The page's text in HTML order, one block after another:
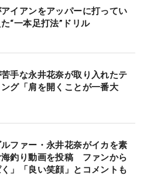
イアンをアッパーに打ってい
“一本足打法”ドリル
手な永井花奈が取り入れたテ
グ「肩を開くことが一番大
ファー・永井花奈がイカを素
海釣り動画を投稿 ファンから
」「良い笑顔」とコメントも